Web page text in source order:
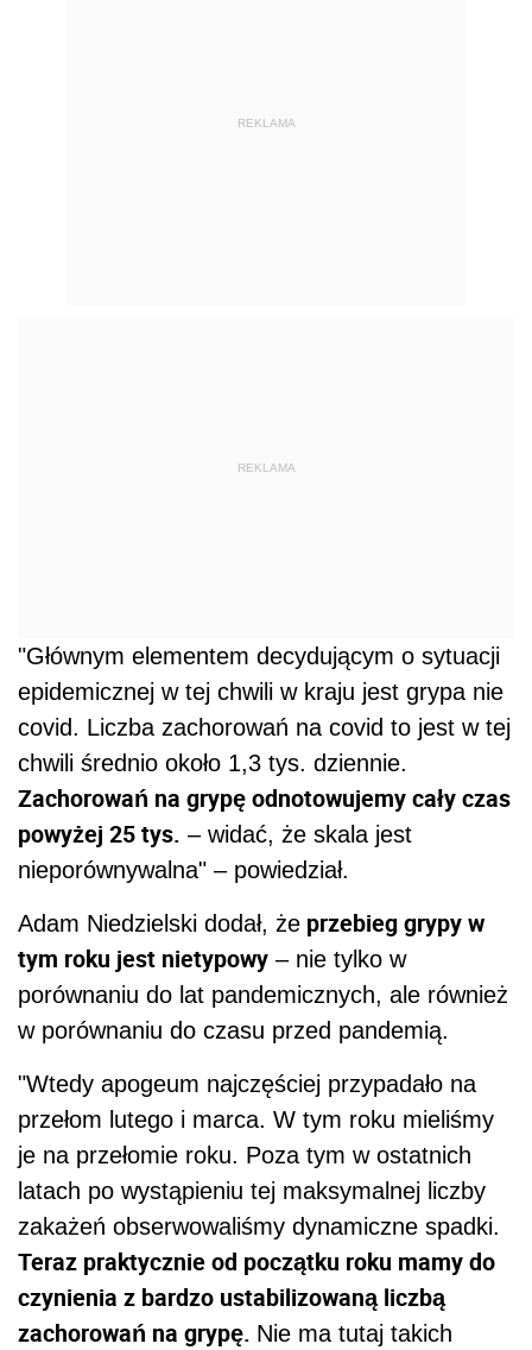
REKLAMA
REKLAMA
"Głównym elementem decydującym o sytuacji
epidemicznej w tej chwili w kraju jest grypa nie
covid. Liczba zachorowań na covid to jest w tej
chwili średnio około 1,3 tys. dziennie.
Zachorowań na grypę odnotowujemy cały czas
powyżej 25 tys. – widać, że skala jest
nieporównywalna" – powiedział.
Adam Niedzielski dodał, że przebieg grypy w
tym roku jest nietypowy – nie tylko w
porównaniu do lat pandemicznych, ale również
w porównaniu do czasu przed pandemią.
"Wtedy apogeum najczęściej przypadało na
przełom lutego i marca. W tym roku mieliśmy
je na przełomie roku. Poza tym w ostatnich
latach po wystąpieniu tej maksymalnej liczby
zakażeń obserwowaliśmy dynamiczne spadki.
Teraz praktycznie od początku roku mamy do
czynienia z bardzo ustabilizowaną liczbą
zachorowań na grypę. Nie ma tutaj takich